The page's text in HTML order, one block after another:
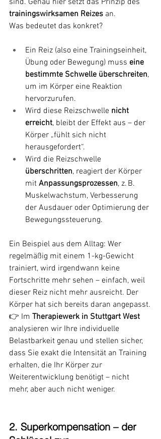
trainingswirksamen Reizes an.
Was bedeutet das konkret?
Ein Reiz (also eine Trainingseinheit,
Übung oder Bewegung) muss eine
bestimmte Schwelle überschreiten,
um im Körper eine Reaktion
hervorzurufen.
Wird diese Reizschwelle nicht
erreicht, bleibt der Effekt aus – der
Körper „fühlt sich nicht
herausgefordert“.
Wird die Reizschwelle
überschritten, reagiert der Körper
mit Anpassungsprozessen, z. B.
Muskelwachstum, Verbesserung
der Ausdauer oder Optimierung der
Bewegungssteuerung.
Ein Beispiel aus dem Alltag: Wer
regelmäßig mit einem 1-kg-Gewicht
trainiert, wird irgendwann keine
Fortschritte mehr sehen – einfach, weil
dieser Reiz nicht mehr ausreicht. Der
Körper hat sich bereits daran angepasst.
👉 Im Therapiewerk in Stuttgart West
analysieren wir Ihre individuelle
Belastbarkeit genau und stellen sicher,
dass Sie exakt die Intensität an Training
erhalten, die Ihr Körper zur
Weiterentwicklung benötigt – nicht
mehr, aber auch nicht weniger.
2. Superkompensation – der